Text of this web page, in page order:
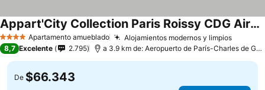
4 EstrellasApartamento amueblado Alojamientos modernos y limpios
Appart'City Collection Paris Roissy CDG Airport
8,7 Excelente 2.795 a 3.9 km de: Aeropuerto de París-Charles de Gaulle
De $66.343